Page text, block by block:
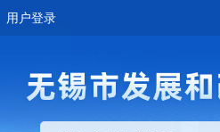
用户登录